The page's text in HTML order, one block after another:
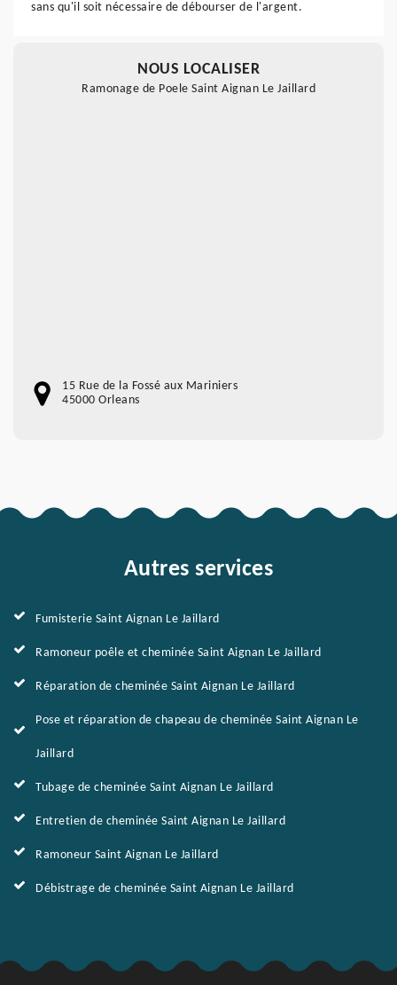
sans qu'il soit nécessaire de débourser de l'argent.
NOUS LOCALISER
Ramonage de Poele Saint Aignan Le Jaillard
15 Rue de la Fossé aux Mariniers
45000 Orleans
Autres services
Fumisterie Saint Aignan Le Jaillard
Ramoneur poêle et cheminée Saint Aignan Le Jaillard
Réparation de cheminée Saint Aignan Le Jaillard
Pose et réparation de chapeau de cheminée Saint Aignan Le
Jaillard
Tubage de cheminée Saint Aignan Le Jaillard
Entretien de cheminée Saint Aignan Le Jaillard
Ramoneur Saint Aignan Le Jaillard
Débistrage de cheminée Saint Aignan Le Jaillard